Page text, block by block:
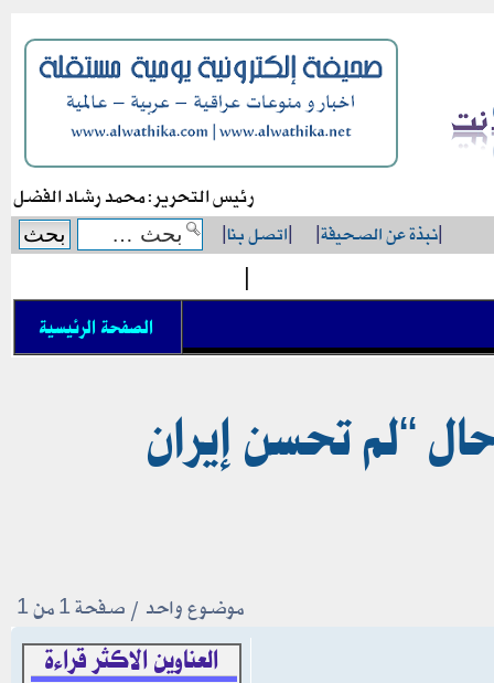
رئيس التحرير: محمد رشاد الفضل
|نبذة عن الصحيفة|
|اتصل بنا|
|
الصفحة الرئيسية
“لم تحسن إيران
موضوع واحد • صفحة1من1
العناوين الاكثر قراءة